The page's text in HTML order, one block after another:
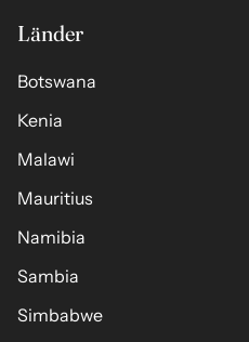
Länder
Botswana
Kenia
Malawi
Mauritius
Namibia
Sambia
Simbabwe